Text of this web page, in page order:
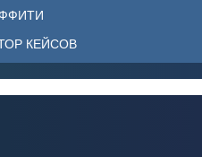
КЕЙСОВ